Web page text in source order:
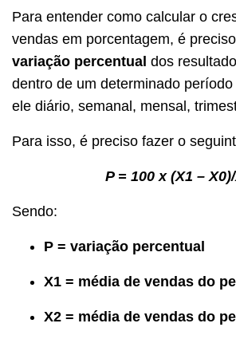
Para entender como calcular o
vendas em porcentagem, é
variação percentual dos
dentro de um determinado
ele diário, semanal, mensal,
Para isso, é preciso fazer o
P = 100 x (X1 –
Sendo:
P = variação percentual
X1 = média de vendas do
X2 = média de vendas do